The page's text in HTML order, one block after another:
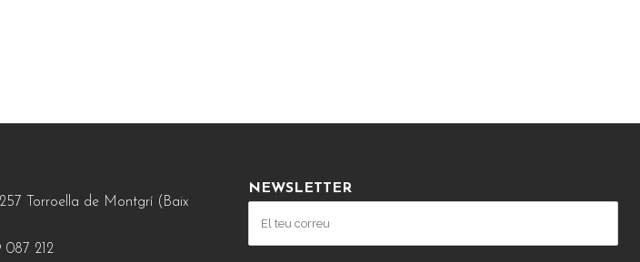
Torroella de Montgrí (Baix
087 212
NEWSLETTER